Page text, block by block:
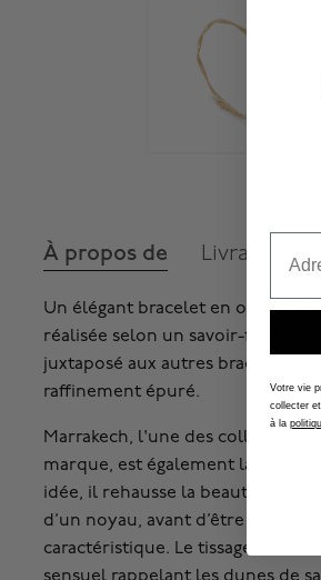
À propos de Livraison et
Un élégant bracelet en or jaune
réalisée selon un savoir-faire
juxtaposé aux autres bracelets
raffinement épuré.
Marrakech, l'une des collections
marque, est également la
idée, il rehausse la beauté de
d’un noyau, avant d’être
caractéristique. Le tissage
Votre vie
collecter
à la